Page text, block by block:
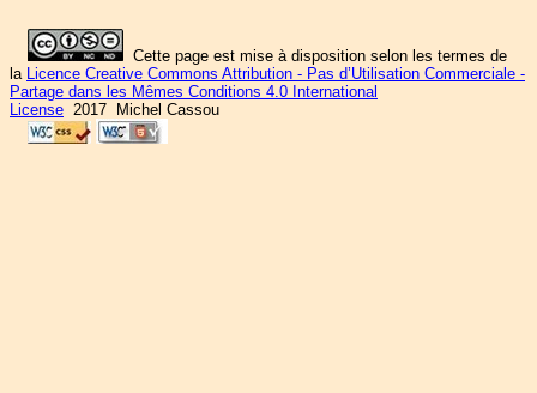
Cette page est mise à disposition selon les termes de
la Licence Creative Commons Attribution - Pas d’Utilisation Commerciale -
Partage dans les Mêmes Conditions 4.0 International
License 2017 Michel Cassou